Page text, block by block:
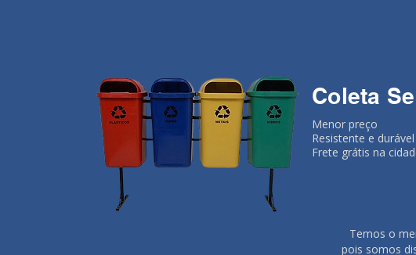
Coleta
Menor preço
Resistente e durável
Frete grátis na
Temos o
pois somos